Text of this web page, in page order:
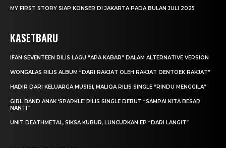
MY FIRST STORY SIAP KONSER DI JAKARTA PADA BULAN JULI 2025
KASETBARU
IFAN SEVENTEEN RILIS LAGU “APA KABAR” DALAM ALTERNATIVE VERSION
WONGALAS RILIS ALBUM “DARI RAKJAT OLEH RAKJAT OENTOEK RAKJAT”
HADIR DARI KELUARGA MUSISI, MALIQA RILIS SINGLE “RINDU MENGGILA”
GIRL BAND ANAK ‘SPARKLE’ RILIS SINGLE DEBUT “SAMPAI KITA BESAR
NANTI”
UNIT DEATHMETAL, SIKSA KUBUR, LUNCURKAN EP “DARI LANGIT”